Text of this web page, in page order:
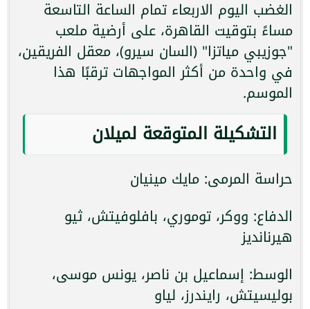
الغضب اليوم الاربعاء تمام الساعة التاسعة
مساءً بتوقيت القاهرة، على أرضية ملعب
"جوزيبي مياتزا" (السان سيرو)، معقل الفريقين،
في واحدة من أكثر المواجهات ترقبًا هذا
الموسم.
التشكيلة المتوقعة لميلان
حراسة المرمى: مايك مينيان
الدفاع: ووكر، توموري، بافلوفيتش، ثيو
هيرنانديز
الوسط: إسماعيل بن ناصر، يونس موسى،
بوليسيتش، رايندرز، لياو